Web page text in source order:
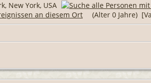
New York, USA
(Alter 0 Jahre)